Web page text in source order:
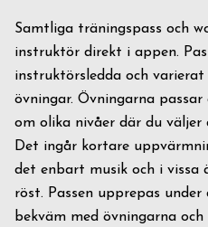
Samtliga träningspass och
instruktör direkt i appen.
instruktörsledda och
övningar. Övningarna
om olika nivåer där du väljer
Det ingår kortare
det enbart musik och i vissa
röst. Passen upprepas
bekväm med övningarna